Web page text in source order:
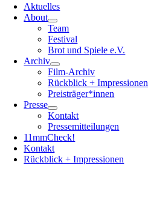
Aktuelles
About
Team
Festival
Brot und Spiele e.V.
Archiv
Film-Archiv
Rückblick + Impressionen
Preisträger*innen
Presse
Kontakt
Pressemitteilungen
11mmCheck!
Kontakt
Rückblick + Impressionen